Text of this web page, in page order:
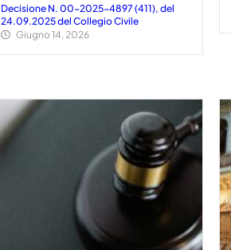
Decisione N. 00-2025-4897 (411), del
24.09.2025 del Collegio Civile
Giugno 14, 2026